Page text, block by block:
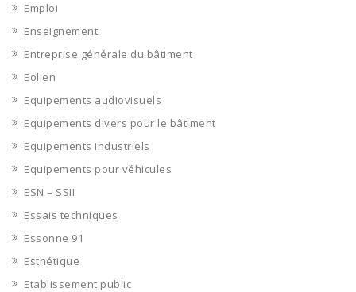
Emploi
Enseignement
Entreprise générale du bâtiment
Eolien
Equipements audiovisuels
Equipements divers pour le bâtiment
Equipements industriels
Equipements pour véhicules
ESN – SSII
Essais techniques
Essonne 91
Esthétique
Etablissement public